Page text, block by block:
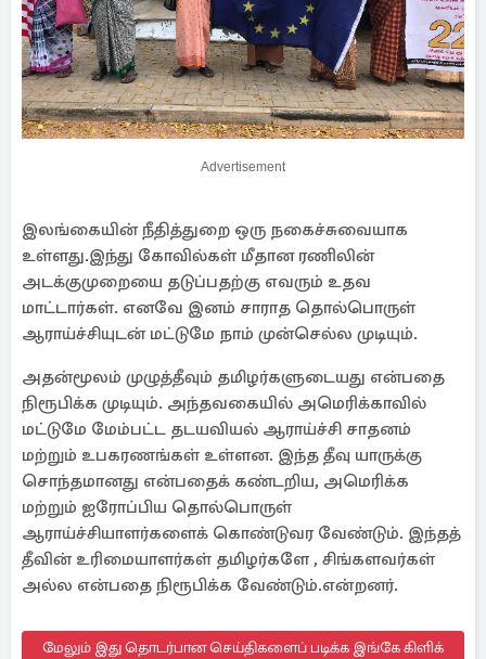
Advertisement
இலங்கையின் நீதித்துறை ஒரு நகைச்சுவையாக
உள்ளது.இந்து கோவில்கள் மீதான ரணிலின்
அடக்குமுறையை தடுப்பதற்கு எவரும் உதவ
மாட்டார்கள். எனவே இனம் சாராத தொல்பொருள்
ஆராய்ச்சியுடன் மட்டுமே நாம் முன்செல்ல முடியும்.
அதன்மூலம் முழுத்தீவும் தமிழர்களுடையது என்பதை
நிரூபிக்க முடியும். அந்தவகையில் அமெரிக்காவில்
மட்டுமே மேம்பட்ட தடயவியல் ஆராய்ச்சி சாதனம்
மற்றும் உபகரணங்கள் உள்ளன. இந்த தீவு யாருக்கு
சொந்தமானது என்பதைக் கண்டறிய, அமெரிக்க
மற்றும் ஐரோப்பிய தொல்பொருள்
ஆராய்ச்சியாளர்களைக் கொண்டுவர வேண்டும். இந்தத்
தீவின் உரிமையாளர்கள் தமிழர்களே , சிங்களவர்கள்
அல்ல என்பதை நிரூபிக்க வேண்டும்.என்றனர்.
மேலும் இது தொடர்பான செய்திகளைப் படிக்க இங்கே கிளிக்